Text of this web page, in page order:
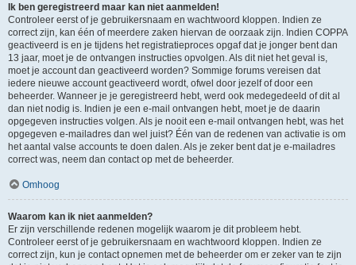
Ik ben geregistreerd maar kan niet aanmelden!
Controleer eerst of je gebruikersnaam en wachtwoord kloppen. Indien ze
correct zijn, kan één of meerdere zaken hiervan de oorzaak zijn. Indien COPPA
geactiveerd is en je tijdens het registratieproces opgaf dat je jonger bent dan
13 jaar, moet je de ontvangen instructies opvolgen. Als dit niet het geval is,
moet je account dan geactiveerd worden? Sommige forums vereisen dat
iedere nieuwe account geactiveerd wordt, ofwel door jezelf of door een
beheerder. Wanneer je je geregistreerd hebt, werd ook medegedeeld of dit al
dan niet nodig is. Indien je een e-mail ontvangen hebt, moet je de daarin
opgegeven instructies volgen. Als je nooit een e-mail ontvangen hebt, was het
opgegeven e-mailadres dan wel juist? Één van de redenen van activatie is om
het aantal valse accounts te doen dalen. Als je zeker bent dat je e-mailadres
correct was, neem dan contact op met de beheerder.
Omhoog
Waarom kan ik niet aanmelden?
Er zijn verschillende redenen mogelijk waarom je dit probleem hebt.
Controleer eerst of je gebruikersnaam en wachtwoord kloppen. Indien ze
correct zijn, kun je contact opnemen met de beheerder om er zeker van te zijn